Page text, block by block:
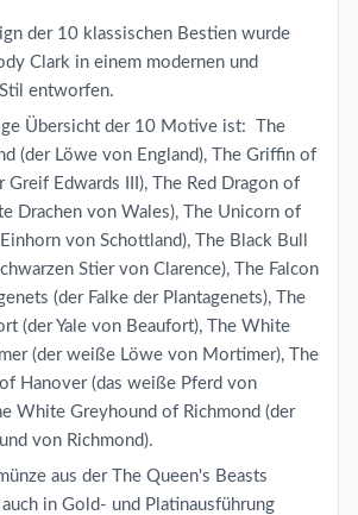
der 10 klassischen Bestien wurde
Clark in einem modernen und
entworfen.
Übersicht der 10 Motive ist: The
(der Löwe von England), The Griffin of
Greif Edwards III), The Red Dragon of
Drachen von Wales), The Unicorn of
von Schottland), The Black Bull
Stier von Clarence), The Falcon
(der Falke der Plantagenets), The
(der Yale von Beaufort), The White
(der weiße Löwe von Mortimer), The
Hanover (das weiße Pferd von
White Greyhound of Richmond (der
von Richmond).
aus der The Queen's Beasts
in Gold- und Platinausführung